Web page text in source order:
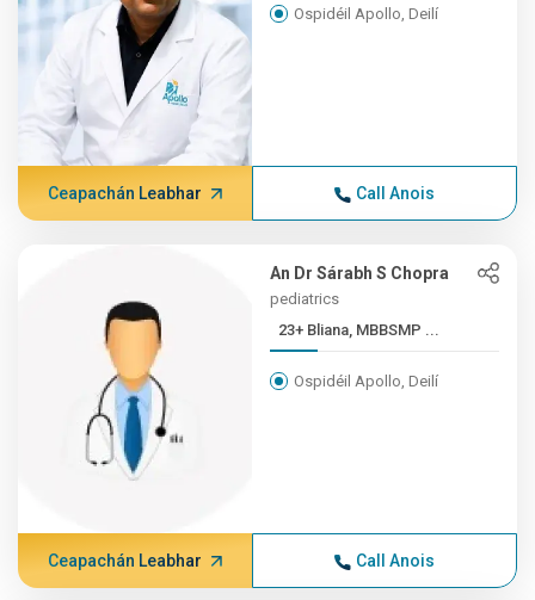
Ospidéil Apollo, Deilí
Ceapachán Leabhar Call Anois
An Dr Sárabh S Chopra
pediatrics
23+ Bliana, MBBSMP ...
Ospidéil Apollo, Deilí
Ceapachán Leabhar Call Anois